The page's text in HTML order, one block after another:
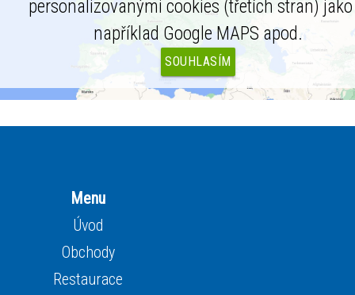
personalizovanými cookies (třetích stran)
například Google MAPS apod.
SOUHLASÍM
Menu
Úvod
Obchody
Restaurace